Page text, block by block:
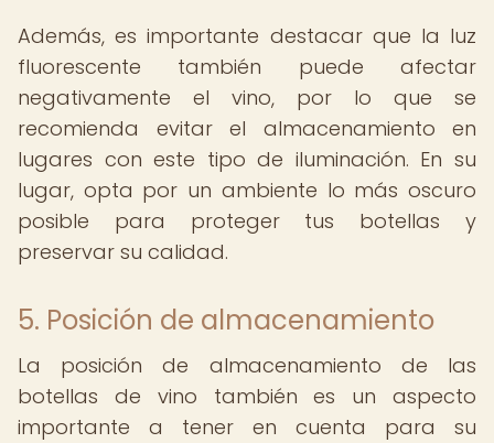
Además, es importante destacar que la luz
fluorescente también puede afectar
negativamente el vino, por lo que se
recomienda evitar el almacenamiento en
lugares con este tipo de iluminación. En su
lugar, opta por un ambiente lo más oscuro
posible para proteger tus botellas y
preservar su calidad.
5. Posición de almacenamiento
La posición de almacenamiento de las
botellas de vino también es un aspecto
importante a tener en cuenta para su